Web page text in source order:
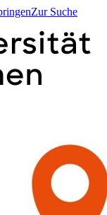
Zur Suche